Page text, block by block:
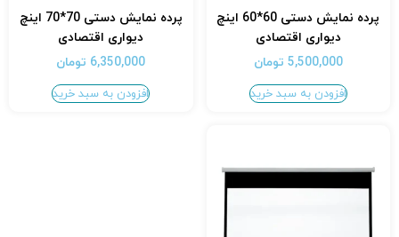
پرده نمایش دستی 60*60 اینچ
دیواری اقتصادی
5,500,000 تومان
افزودن به سبد خرید
پرده نمایش دستی 70*70 اینچ
دیواری اقتصادی
6,350,000 تومان
افزودن به سبد خرید